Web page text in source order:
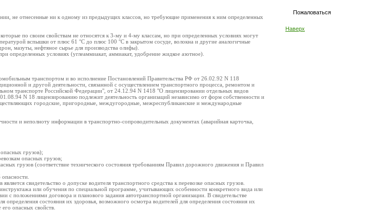
Пожаловаться
Наверх
не отнесенные ни к одному из предыдущих классов, но требующие применения к ним определенных
по своим свойствам не относятся к 3-му и 4-му классам, но при определенных условиях могут
вспышки от плюс 61 °C до плюс 100 °C в закрытом сосуде, волокна и другие аналогичные
мазуты, нефтяное сырье для производства олифы).
определенных условиях (углеаммиакат, аммиакат, удобрение жидкое азотное).
транспортом и во исполнение Постановлений Правительства РФ от 26.02.92 N 118
и другой деятельности, связанной с осуществлением транспортного процесса, ремонтом и
транспорте Российской Федерации", от 24.12.94 N 1418 "О лицензировании отдельных видов
N 18 лицензированию подлежит деятельность организаций независимо от форм собственности и
городские, пригородные, междугородные, межреспубликанские и международные
и неполноту информации в транспортно-сопроводительных документах (аварийная карточка,
грузов);
опасных грузов;
грузов (соответствие технического состояния требованиям Правил дорожного движения и Правил
свидетельство о допуске водителя транспортного средства к перевозке опасных грузов.
или обучения по специальной программе, учитывающих особенности конкретного вида или
с положениями договора и планового задания автотранспортной организации. В свидетельстве
определения состояния их здоровья, возможного осмотра водителей для определения состояния их
опасных свойств.